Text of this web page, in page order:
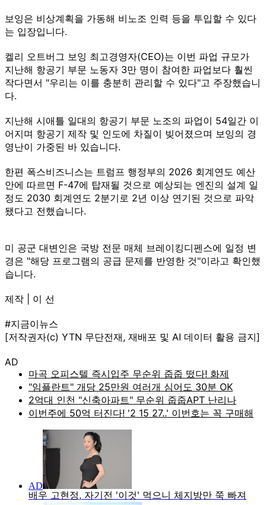
보잉은 비상계획을 가동해 비노조 인력 등을 투입할 수 있다
는 입장입니다.
켈리 오트버그 보잉 최고경영자(CEO)는 이번 파업 규모가
지난해 항공기 부문 노동자 3만 명이 참여한 파업보다 훨씬
작다면서 "우리는 이를 충분히 관리할 수 있다"고 주장했습니
다.
지난해 시애틀 일대의 항공기 부문 노조의 파업이 54일간 이
어지며 항공기 제작 및 인도에 차질이 빚어졌으며 보잉의 경
영난이 가중된 바 있습니다.
한편 폭스비즈니스는 트럼프 행정부의 2026 회계연도 예산
안에 따르면 F-47에 탑재될 것으로 예상되는 엔진의 설계 일
정도 2030 회계연도 2분기로 2년 이상 연기된 것으로 파악
됐다고 전했습니다.
미 공군 대변인은 국방 전문 매체 브레이킹디펜스에 일정 변
경은 "해당 프로그램의 공급 문제를 반영한 것"이라고 확인했
습니다.
제작 | 이 선
#지금이뉴스
[저작권자(c) YTN 무단전재, 재배포 및 AI 데이터 활용 금지]
AD